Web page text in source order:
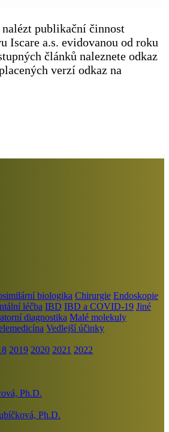
publikační činnost
Iscare a.s. evidovanou od roku
článků naleznete odkaz
verzí odkaz na
biologika Chirurgie Endoskopie
léčba IBD IBD a COVID-19 Jiné
diagnostika Malé molekuly
Vedlejší účinky
2019 2020 2021 2022
Ph.D.
Ph.D.